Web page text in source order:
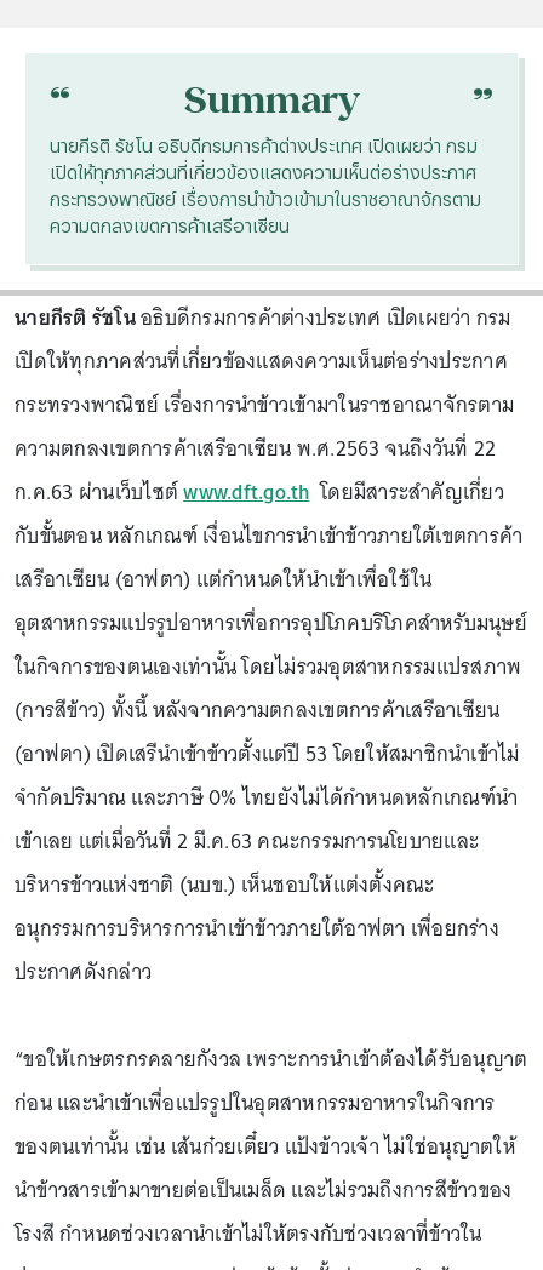
“ Summary “
นายกีรติ รัชโน อธิบดีกรมการค้าต่างประเทศ เปิดเผยว่า กรม
เปิดให้ทุกภาคส่วนที่เกี่ยวข้องแสดงความเห็นต่อร่างประกาศ
กระทรวงพาณิชย์ เรื่องการนำข้าวเข้ามาในราชอาณาจักรตาม
ความตกลงเขตการค้าเสรีอาเซียน
นายกีรติ รัชโนอธิบดีกรมการค้าต่างประเทศ เปิดเผยว่า กรม
เปิดให้ทุกภาคส่วนที่เกี่ยวข้องแสดงความเห็นต่อร่างประกาศ
กระทรวงพาณิชย์ เรื่องการนำข้าวเข้ามาในราชอาณาจักรตาม
ความตกลงเขตการค้าเสรีอาเซียน พ.ศ.2563 จนถึงวันที่ 22
ก.ค.63 ผ่านเว็บไซต์www.dft.go.thโดยมีสาระสำคัญเกี่ยว
กับขั้นตอน หลักเกณฑ์ เงื่อนไขการนำเข้าข้าวภายใต้เขตการค้า
เสรีอาเซียน (อาฟตา) แต่กำหนดให้นำเข้าเพื่อใช้ใน
อุตสาหกรรมแปรรูปอาหารเพื่อการอุปโภคบริโภคสำหรับมนุษย์
ในกิจการของตนเองเท่านั้น โดยไม่รวมอุตสาหกรรมแปรสภาพ
(การสีข้าว) ทั้งนี้ หลังจากความตกลงเขตการค้าเสรีอาเซียน
(อาฟตา) เปิดเสรีนำเข้าข้าวตั้งแต่ปี 53 โดยให้สมาชิกนำเข้าไม่
จำกัดปริมาณ และภาษี 0% ไทยยังไม่ได้กำหนดหลักเกณฑ์นำ
เข้าเลย แต่เมื่อวันที่ 2 มี.ค.63 คณะกรรมการนโยบายและ
บริหารข้าวแห่งชาติ (นบข.) เห็นชอบให้แต่งตั้งคณะ
อนุกรรมการบริหารการนำเข้าข้าวภายใต้อาฟตา เพื่อยกร่าง
ประกาศดังกล่าว
“ขอให้เกษตรกรคลายกังวล เพราะการนำเข้าต้องได้รับอนุญาต
ก่อน และนำเข้าเพื่อแปรรูปในอุตสาหกรรมอาหารในกิจการ
ของตนเท่านั้น เช่น เส้นก๋วยเตี๋ยว แป้งข้าวเจ้า ไม่ใช่อนุญาตให้
นำข้าวสารเข้ามาขายต่อเป็นเมล็ด และไม่รวมถึงการสีข้าวของ
โรงสี กำหนดช่วงเวลานำเข้าไม่ให้ตรงกับช่วงเวลาที่ข้าวใน